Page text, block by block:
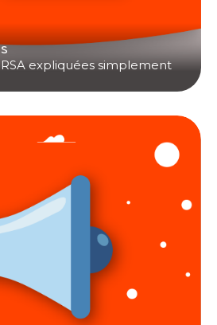
expliquées simplement